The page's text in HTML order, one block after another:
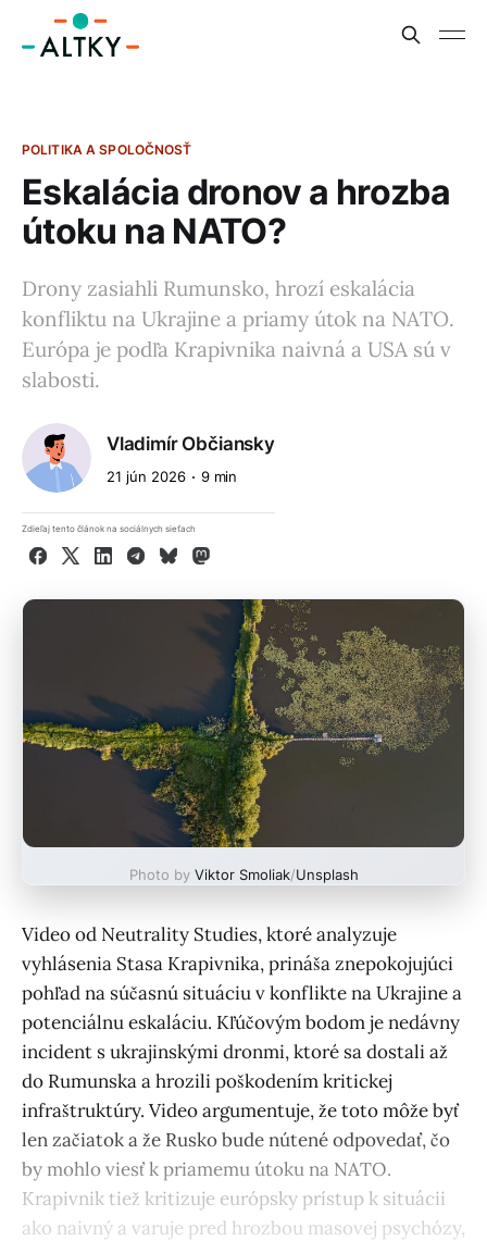
POLITIKA A SPOLOČNOSŤ
Eskalácia dronov a hrozba
útoku na NATO?
Drony zasiahli Rumunsko, hrozí eskalácia
konfliktu na Ukrajine a priamy útok na NATO.
Európa je podľa Krapivnika naivná a USA sú v
slabosti.
Vladimír Občiansky
21 jún 2026 9 min
Zdieľaj tento článok na sociálnych sieťach
Facebook
X LinkedInTelegram
BlueskyMastodon
Photo by Viktor Smoliak/Unsplash
Video od Neutrality Studies, ktoré analyzuje
vyhlásenia Stasa Krapivnika, prináša znepokojujúci
pohľad na súčasnú situáciu v konflikte na Ukrajine a
potenciálnu eskaláciu. Kľúčovým bodom je nedávny
incident s ukrajinskými dronmi, ktoré sa dostali až
do Rumunska a hrozili poškodením kritickej
infraštruktúry. Video argumentuje, že toto môže byť
len začiatok a že Rusko bude nútené odpovedať, čo
by mohlo viesť k priamemu útoku na NATO.
Krapivnik tiež kritizuje európsky prístup k situácii
ako naivný a varuje pred hrozbou masovej psychózy,